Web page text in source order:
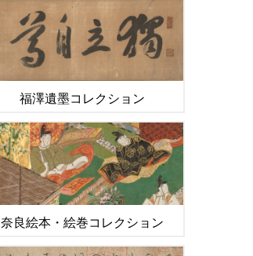
福澤遺墨コレクション
奈良絵本・絵巻コレクション